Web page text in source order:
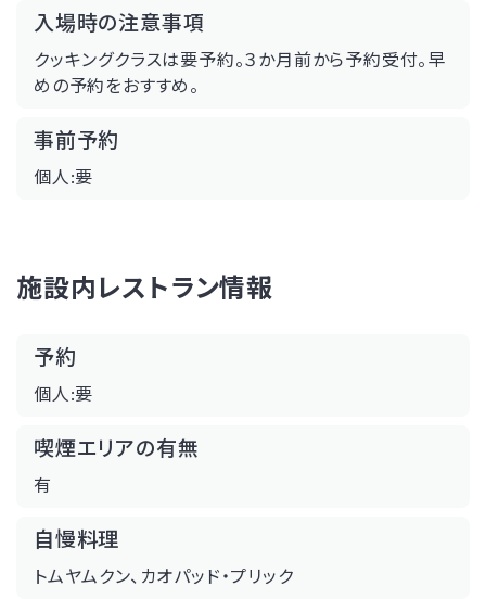
入場時の注意事項
クッキングクラスは要予約。３か月前から予約受付。早
めの予約をおすすめ。
事前予約
個人:要
施設内レストラン情報
予約
個人:要
喫煙エリアの有無
有
自慢料理
トムヤムクン、カオパッド・プリック